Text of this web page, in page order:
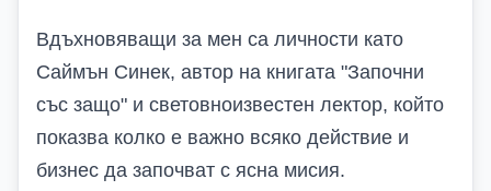
Вдъхновяващи за мен са личности като
Саймън Синек, автор на книгата "Започни
със защо" и световноизвестен лектор, който
показва колко е важно всяко действие и
бизнес да започват с ясна мисия.